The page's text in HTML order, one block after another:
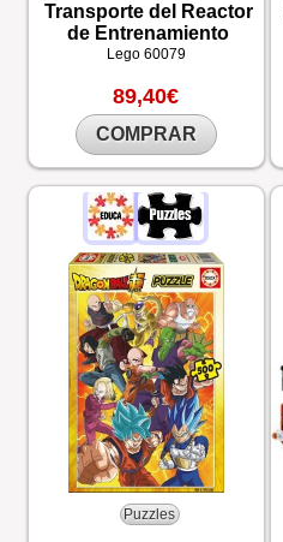
Transporte del Reactor
de Entrenamiento
Lego 60079
89,40€
COMPRAR
Puzzles